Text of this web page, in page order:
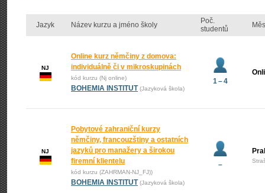
Jazyk Název kurzu a jméno školy
Poč.
studentů
NJ
Online kurz němčiny z domova:
individuálně či v mikroskupinách
kód kurzu (Nj online)
BOHEMIA INSTITUT (Jazyková škola)
1 – 4
NJ
Pobytové zahraniční kurzy
němčiny, francouzštiny a ostatních
jazyků pro manažery a širokou
firemní klientelu
kód kurzu (ZAHRMAN-NJ_FJ))
BOHEMIA INSTITUT (Jazyková škola)
–